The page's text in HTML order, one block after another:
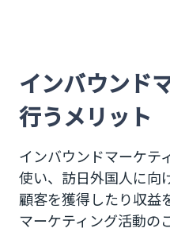
インバウンド
行うメリット
インバウンドマーケテ
使い、訪日外国人に向
顧客を獲得したり収益
マーケティング活動の